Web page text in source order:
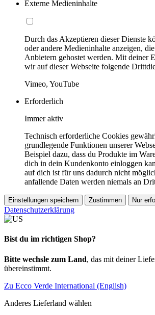
Externe Medieninhalte
Durch das Akzeptieren dieser Dienste
oder andere Medieninhalte anzeigen,
Anbietern gehostet werden. Mit deiner
wir auf dieser Webseite folgende
Vimeo, YouTube
Erforderlich
Immer aktiv
Technisch erforderliche Cookies
grundlegende Funktionen unserer
Beispiel dazu, dass du Produkte im
dich in dein Kundenkonto einloggen
auf dich ist für uns dadurch nicht
anfallende Daten werden niemals an
Einstellungen speichern Zustimmen Nur
Datenschutzerklärung
Bist du im richtigen Shop?
Bitte wechsle zum Land, das mit deiner
übereinstimmt.
Zu Ecco Verde International (English)
Anderes Lieferland wählen